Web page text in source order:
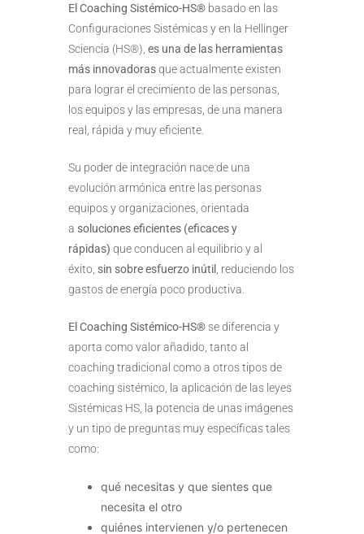
El Coaching Sistémico-HS® basado en las
Configuraciones Sistémicas y en la Hellinger
Sciencia (HS®), es una de las herramientas
más innovadorasque actualmente existen
para lograr el crecimiento de las personas,
los equipos y las empresas, de una manera
real, rápida y muy eficiente.
Su poder de integración nace de una
evolución armónica entre las personas
equipos y organizaciones, orientada
a soluciones eficientes (eficaces y
rápidas) que conducen al equilibrio y al
éxito, sin sobre esfuerzo inútil
, reduciendo los
gastos de energía poco productiva.
El Coaching Sistémico-HS® se diferencia y
aporta como valor añadido, tanto al
coaching tradicional como a otros tipos de
coaching sistémico, la aplicación de las leyes
Sistémicas HS, la potencia de unas imágenes
y un tipo de preguntas muy específicas tales
como:
qué necesitas y que sientes que
necesita el otro
quiénes intervienen y/o pertenecen